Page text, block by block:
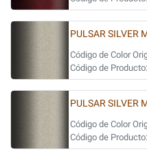
PULSAR SILVER
Código de Color
Código de Producto:
PULSAR SILVER
Código de Color
Código de Producto: